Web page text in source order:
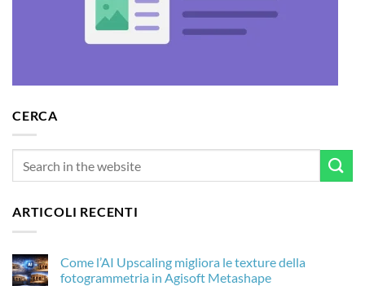
CERCA
ARTICOLI RECENTI
Come l’AI Upscaling migliora le texture della
fotogrammetria in Agisoft Metashape